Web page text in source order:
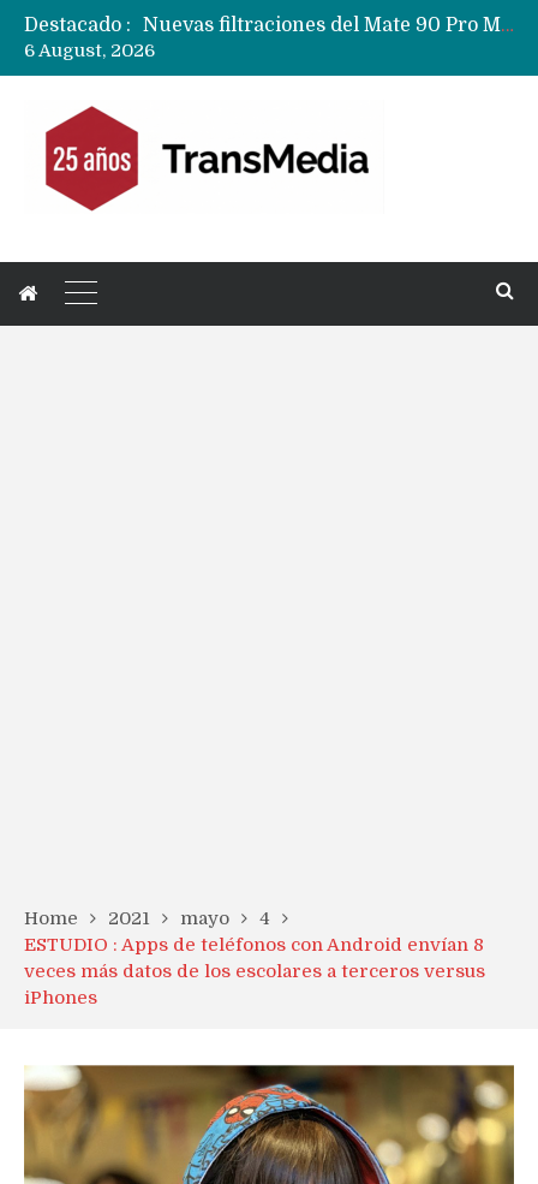
Destacado :
Nuevas filtraciones del Mate 90 Pro Max apuntan a potenciar las cámaras y pantalla OLED doble capa
6 August, 2026
Home 2021 mayo
4
ESTUDIO : Apps de teléfonos con Android envían 8
veces más datos de los escolares a terceros versus
iPhones